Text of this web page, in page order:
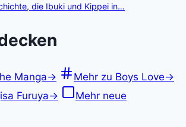
die Ibuki und Kippei in…
Manga→ Mehr zu Boys Love→
Furuya→
Mehr neue